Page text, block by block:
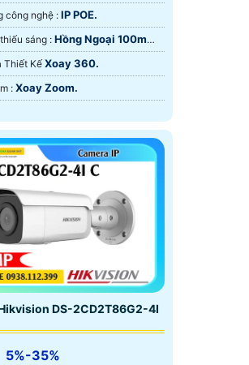
🤖️ Sử dụng công nghệ : IP POE.
✪ Khi xem thiếu sáng : Hồng Ngoại 100m
Smart IR.
Thiết Kế Xoay 360.
️💫 Đặt Điểm : Xoay Zoom.
DS-2CD2T86G2-4I
5%-35%